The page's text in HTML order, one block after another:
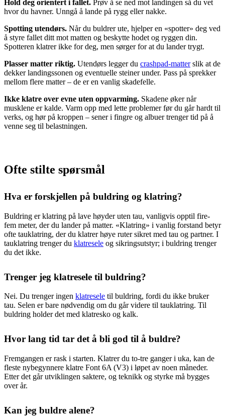
Hold deg orientert i fallet. Prøv å se ned mot landingen så du vet
hvor du havner. Unngå å lande på rygg eller nakke.
Spotting utendørs. Når du buldrer ute, hjelper en «spotter» deg ved
å styre fallet ditt mot matten og beskytte hodet og ryggen din.
Spotteren klatrer ikke for deg, men sørger for at du lander trygt.
Plasser matter riktig. Utendørs legger du crashpad-matterslik at de
dekker landingssonen og eventuelle steiner under. Pass på sprekker
mellom flere matter – de er en vanlig skadefelle.
Ikke klatre over evne uten oppvarming. Skadene øker når
musklene er kalde. Varm opp med lette problemer før du går hardt til
verks, og hør på kroppen – sener i fingre og albuer trenger tid på å
venne seg til belastningen.
Ofte stilte spørsmål
Hva er forskjellen på buldring og klatring?
Buldring er klatring på lave høyder uten tau, vanligvis opptil fire-
fem meter, der du lander på matter. «Klatring» i vanlig forstand betyr
ofte tauklatring, der du klatrer høye ruter sikret med tau og partner. I
tauklatring trenger du klatresele og sikringsutstyr; i buldring trenger
du det ikke.
Trenger jeg klatresele til buldring?
Nei. Du trenger ingen klatresele til buldring, fordi du ikke bruker
tau. Selen er bare nødvendig om du går videre til tauklatring. Til
buldring holder det med klatresko og kalk.
Hvor lang tid tar det å bli god til å buldre?
Fremgangen er rask i starten. Klatrer du to-tre ganger i uka, kan de
fleste nybegynnere klatre Font 6A (V3) i løpet av noen måneder.
Etter det går utviklingen saktere, og teknikk og styrke må bygges
over år.
Kan jeg buldre alene?